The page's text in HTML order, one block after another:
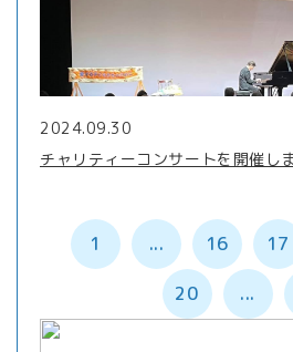
2024.09.30
チャリティーコンサートを開催し
1 ... 16 17
20 ...